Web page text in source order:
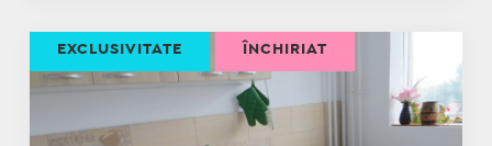
EXCLUSIVITATE ÎNCHIRIAT